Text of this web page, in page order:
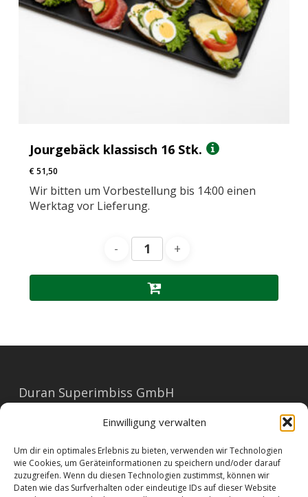
Einwilligung verwalten
Um dir ein optimales Erlebnis zu bieten, verwenden wir Technologien
wie Cookies, um Geräteinformationen zu speichern und/oder darauf
zuzugreifen. Wenn du diesen Technologien zustimmst, können wir
Daten wie das Surfverhalten oder eindeutige IDs auf dieser Website
Jourgebäck klassisch 16 Stk.
€51,50
Wir bitten um Vorbestellung bis 14:00 einen
Werktag vor Lieferung.
Duran Superimbiss GmbH
E-Mail: office@duran.at
Tel: 01/596 23 73